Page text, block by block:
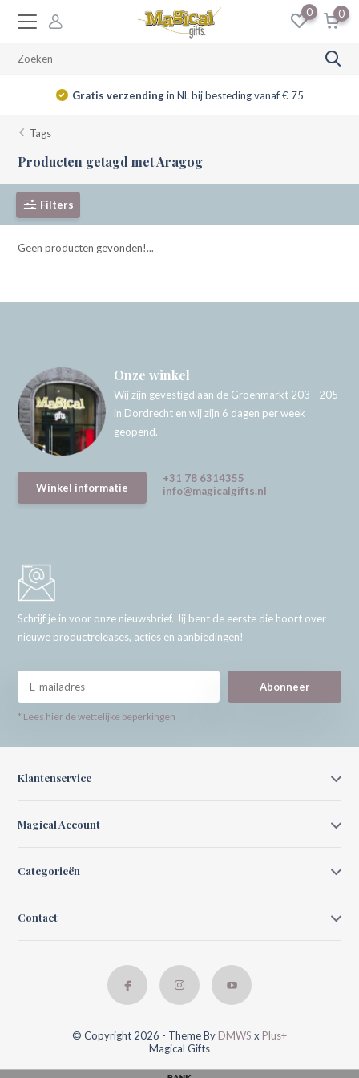
0 0
Gratis verzendingin NL bij besteding vanaf € 75
Tags
Producten getagd met Aragog
Filters
Geen producten gevonden!...
Onze winkel
Wij zijn gevestigd aan de Groenmarkt 203 - 205
in Dordrecht en wij zijn 6 dagen per week
geopend.
Winkel informatie
+31 78 6314355
info@magicalgifts.nl
Schrijf je in voor onze nieuwsbrief. Jij bent de eerste die hoort over
nieuwe productreleases, acties en aanbiedingen!
Abonneer
* Lees hier de wettelijke beperkingen
Klantenservice
Magical Account
Categorieën
Contact
© Copyright 2026 - Theme By DMWS x Plus+
Magical Gifts